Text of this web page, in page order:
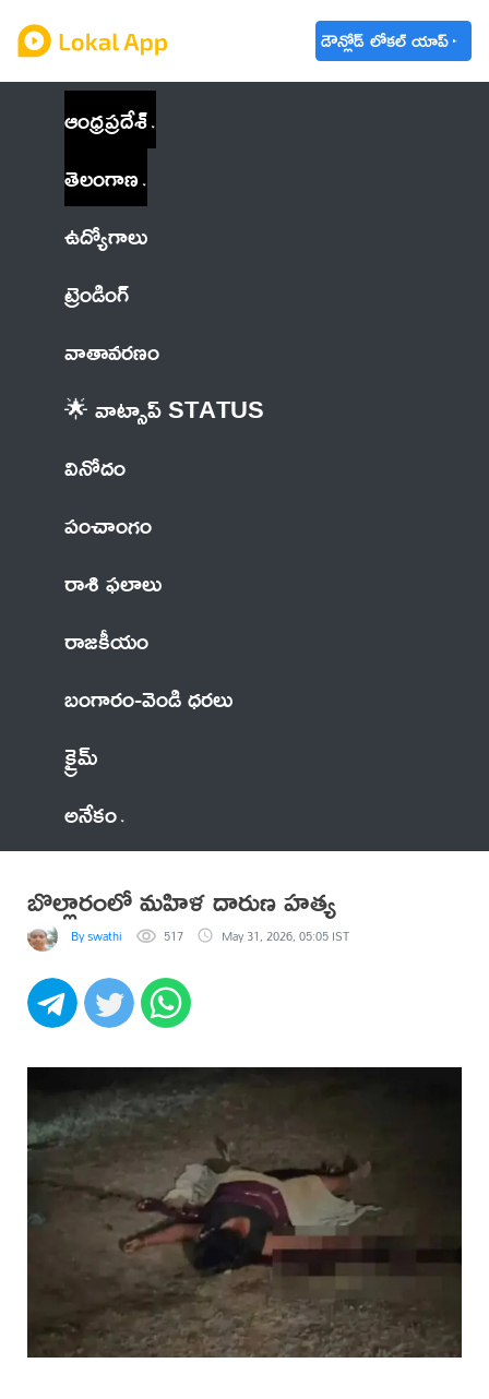
డౌన్లోడ్ లోకల్ యాప్
ఆంధ్రప్రదేశ్
తెలంగాణ
ఉద్యోగాలు
ట్రెండింగ్
వాతావరణం
🌟 వాట్సాప్ STATUS
వినోదం
పంచాంగం
రాశి ఫలాలు
రాజకీయం
బంగారం-వెండి ధరలు
క్రైమ్
అనేకం
బొల్లారంలో మహిళ దారుణ హత్య
By swathi 517 May 31, 2026, 05:05 IST